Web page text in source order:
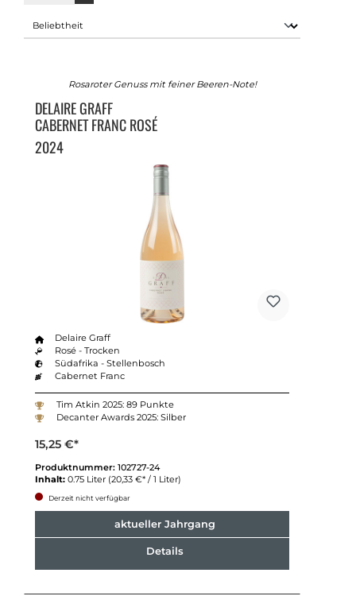
Rosaroter Genuss mit feiner Beeren-Note!
DELAIRE GRAFF
CABERNET FRANC ROSÉ
2024
Delaire Graff
Rosé - Trocken
Südafrika - Stellenbosch
Cabernet Franc
Tim Atkin 2025: 89 Punkte
Decanter Awards 2025: Silber
15,25 €*
Produktnummer: 102727-24
Inhalt: 0.75 Liter (20,33 €* / 1 Liter)
Derzeit nicht verfügbar
aktueller Jahrgang
Details